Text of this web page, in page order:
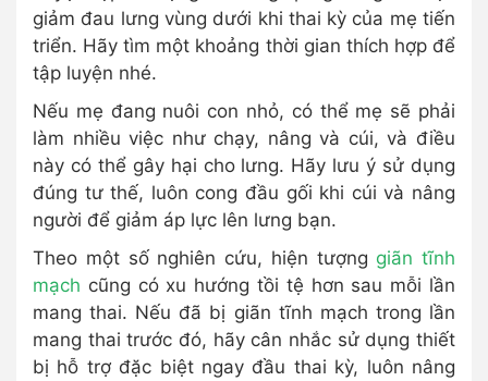
giảm đau lưng vùng dưới khi thai kỳ của mẹ tiến
triển. Hãy tìm một khoảng thời gian thích hợp để
tập luyện nhé.
Nếu mẹ đang nuôi con nhỏ, có thể mẹ sẽ phải
làm nhiều việc như chạy, nâng và cúi, và điều
này có thể gây hại cho lưng. Hãy lưu ý sử dụng
đúng tư thế, luôn cong đầu gối khi cúi và nâng
người để giảm áp lực lên lưng bạn.
Theo một số nghiên cứu, hiện tượng giãn tĩnh
mạch cũng có xu hướng tồi tệ hơn sau mỗi lần
mang thai. Nếu đã bị giãn tĩnh mạch trong lần
mang thai trước đó, hãy cân nhắc sử dụng thiết
bị hỗ trợ đặc biệt ngay đầu thai kỳ, luôn nâng